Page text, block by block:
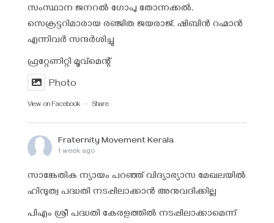
സംസ്ഥാന ജനറൽ ഗോപു തോന്നക്കൽ,
സെക്രട്ടറിമാരായ രഞ്ജിത ജയരാജ്‌, ഷിബിൻ റഹ്മാൻ
എന്നിവർ സന്ദർശിച്ചു
ഫ്രറ്റേണിറ്റി മൂവ്മെന്റ്
Photo
View on Facebook · Share
Fraternity Movement Kerala
1 week ago
സാങ്കേതിക ന്യായം പറഞ്ഞ് വിദ്യാഭ്യാസ മേഖലയിൽ
ഹിന്ദുത്വ പദ്ധതി നടപ്പിലാക്കാൻ അനുവദിക്കില്ല
പിഎം ശ്രീ പദ്ധതി കേരളത്തിൽ നടപ്പിലാക്കാമെന്ന്